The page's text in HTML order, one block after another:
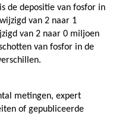
de depositie van fosfor in
van 2 naar 1
van 2 naar 0 miljoen
van fosfor in de
metingen, expert
of gepubliceerde